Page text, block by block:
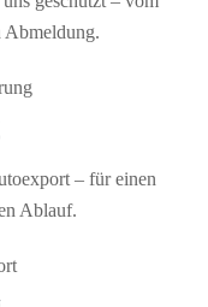
Abmeldung.
– für einen
Ablauf.